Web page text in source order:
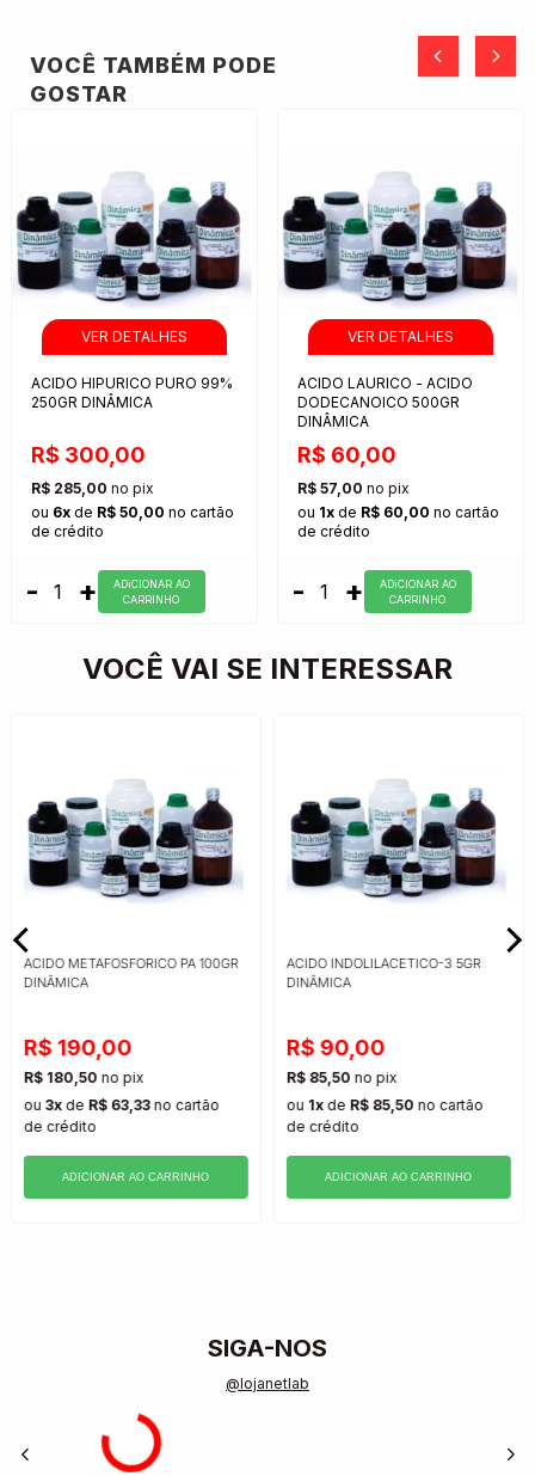
VOCÊ TAMBÉM PODE
GOSTAR
ACIDO HIPURICO PURO 99%
250GR DINÂMICA
R$ 300,00
R$ 285,00 no pix
ou 6x de R$ 50,00 no cartão
de crédito
- +
ADiCIONAR AO
CARRINHO
ACIDO LAURICO - ACIDO
DODECANOICO 500GR
DINÂMICA
R$ 60,00
R$ 57,00 no pix
ou 1x de R$ 60,00 no cartão
de crédito
- +
ADiCIONAR AO
CARRINHO
VOCÊ VAI SE INTERESSAR
ACIDO METAFOSFORICO PA 100GR
DINÂMICA
R$ 190,00
R$ 180,50 no pix
ou 3xde R$ 63,33no cartão
de crédito
ADICIONAR AO CARRINHO
ACIDO INDOLILACETICO-3 5GR
DINÂMICA
R$ 90,00
R$ 85,50 no pix
ou 1xde R$ 85,50 no cartão
de crédito
ADICIONAR AO CARRINHO
SIGA-NOS
@lojanetlab